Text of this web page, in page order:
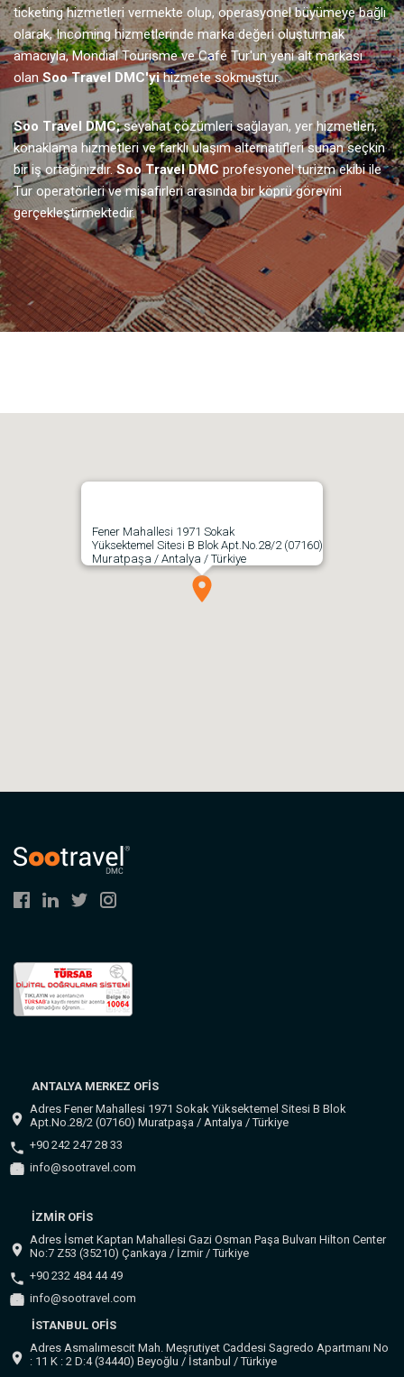
ticketing hizmetleri vermekte olup, operasyonel büyümeye bağlı
olarak, Incoming hizmetlerinde marka değeri oluşturmak
amacıyla, Mondial Tourisme ve Café Tur'un yeni alt markası
olanSoo Travel DMC'yihizmete sokmuştur.
Soo Travel DMC;seyahat çözümleri sağlayan, yer hizmetleri,
konaklama hizmetleri ve farklı ulaşım alternatifleri sunan seçkin
bir iş ortağınızdır.Soo Travel DMC profesyonel turizm ekibi ile
Tur operatörleri ve misafirleri arasında bir köprü görevini
gerçekleştirmektedir.
Fener Mahallesi 1971 Sokak
Yüksektemel Sitesi B Blok Apt.No.28/2 (07160)
Muratpaşa / Antalya / Türkiye
ANTALYA MERKEZ OFİS
Adres Fener Mahallesi 1971 Sokak Yüksektemel Sitesi B Blok
Apt.No.28/2 (07160) Muratpaşa / Antalya / Türkiye
+90 242 247 28 33
info@sootravel.com
İZMİR OFİS
Adres İsmet Kaptan Mahallesi Gazi Osman Paşa Bulvarı Hilton Center
No:7 Z53 (35210) Çankaya / İzmir / Türkiye
+90 232 484 44 49
info@sootravel.com
İSTANBUL OFİS
Adres Asmalımescit Mah. Meşrutiyet Caddesi Sagredo Apartmanı No
: 11 K : 2 D:4 (34440) Beyoğlu / İstanbul / Türkiye